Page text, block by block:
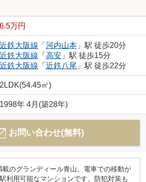
6.5万円
近鉄大阪線 「 河内山本」駅 徒歩20分
近鉄大阪線 「 高安」駅 徒歩15分
近鉄大阪線 「 近鉄八尾 」駅 徒歩22分
2LDK(54.45㎡)
1998年 4月(築28年)
お問い合わせ(無料)
載のグランディール青山。電車での移動が
利用可能なマンションです。防犯対策も